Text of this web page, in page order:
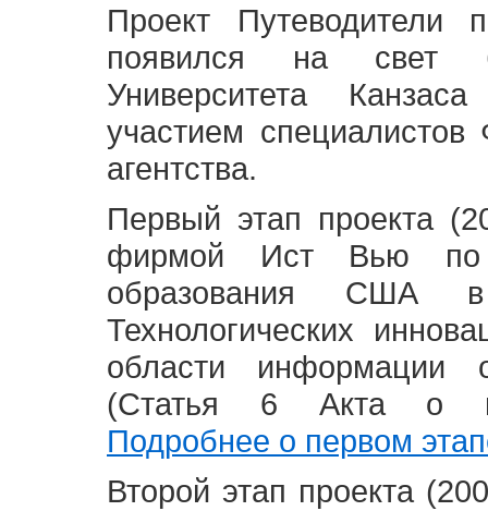
Проект Путеводители
появился на свет
Университета
участием специалистов
агентства.
Первый этап проекта
фирмой Ист Вью по
образования США
Технологических
области информации
(Статья 6 Акта о
Подробнее о первом
Второй этап проекта